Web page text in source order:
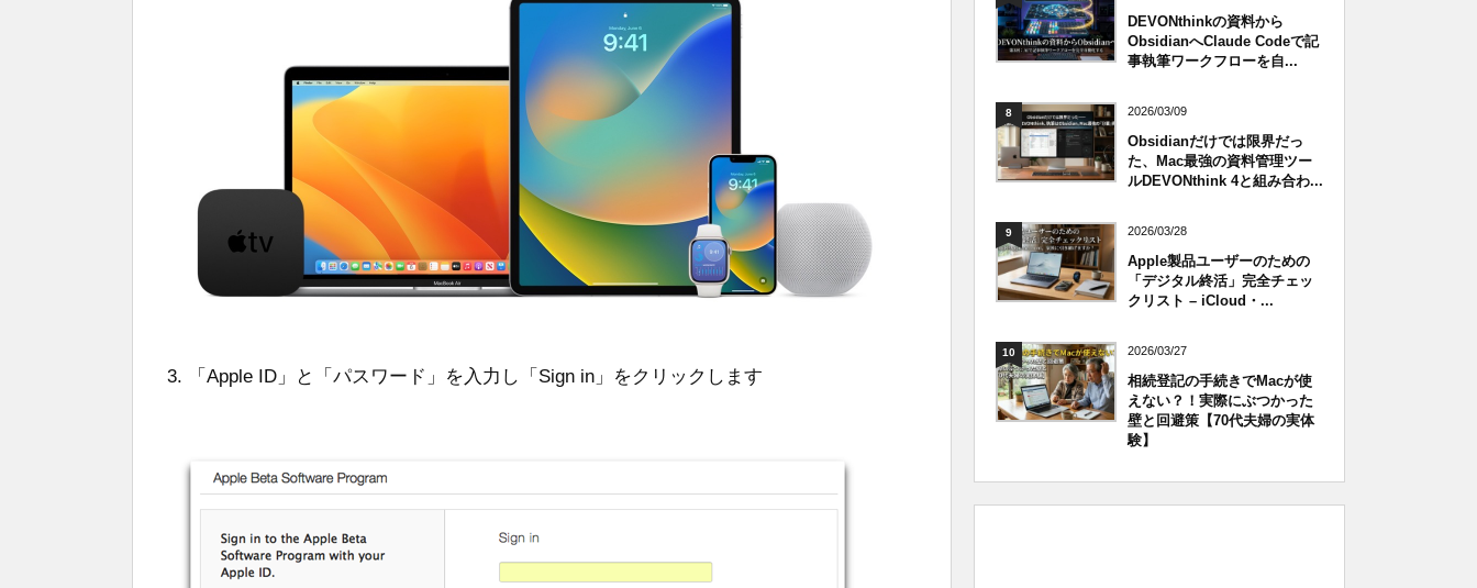
「Apple ID」と「パスワード」を入力し「Sign in」をクリックします
DEVONthinkの資料から
ObsidianへClaude Codeで記
事執筆ワークフローを自...
8 2026/03/09
Obsidianだけでは限界だっ
た、Mac最強の資料管理ツー
ルDEVONthink 4と組み合わ...
9 2026/03/28
Apple製品ユーザーのための
「デジタル終活」完全チェッ
クリスト – iCloud・...
10 2026/03/27
相続登記の手続きでMacが使
えない？！実際にぶつかった
壁と回避策【70代夫婦の実体
験】